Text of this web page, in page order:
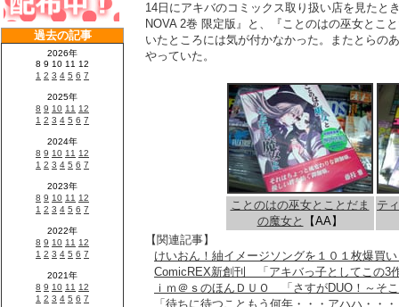
14日にアキバのコミックス取り扱い店を見たと
NOVA 2巻 限定版』と、『ことのはの巫女とこ
いたところには気が付かなかった。またとらの
やっていた。
ことのはの巫女とことだま
の魔女と
【AA】
テ
【関連記事】
けいおん！紬イメージソングを１０１枚爆買
ComicREX新創刊 「アキバっ子としてこの3
ｉｍ＠ｓのほんＤＵＯ 「さすがDUO！～そ
「待ちに待つこともう何年・・・アハハ・